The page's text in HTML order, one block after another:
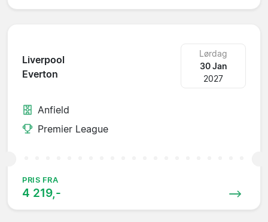
Liverpool
Everton
Lørdag
30 Jan
2027
Anfield
Premier League
PRIS FRA
4 219,-